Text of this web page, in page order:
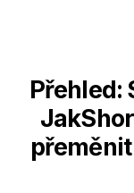
Přehled: